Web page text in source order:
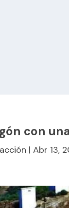
con
|Abr 13,